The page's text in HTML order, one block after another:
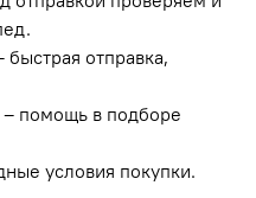
быстрая отправка,
– помощь в подборе
условия покупки.